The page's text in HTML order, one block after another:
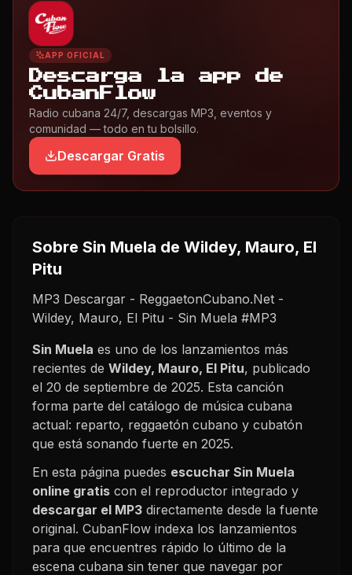
APP OFICIAL
Descarga la app de
CubanFlow
Radio cubana 24/7, descargas MP3, eventos y
comunidad — todo en tu bolsillo.
Descargar Gratis
Sobre Sin Muela de Wildey, Mauro, El
Pitu
MP3 Descargar - ReggaetonCubano.Net -
Wildey, Mauro, El Pitu - Sin Muela #MP3
Sin Muela es uno de los lanzamientos más
recientes de Wildey, Mauro, El Pitu, publicado
el 20 de septiembre de 2025. Esta canción
forma parte del catálogo de música cubana
actual: reparto, reggaetón cubano y cubatón
que está sonando fuerte en 2025.
En esta página puedes escuchar Sin Muela
online gratis con el reproductor integrado y
descargar el MP3 directamente desde la fuente
original. CubanFlow indexa los lanzamientos
para que encuentres rápido lo último de la
escena cubana sin tener que navegar por